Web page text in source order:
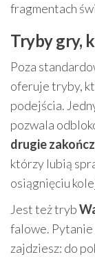
fragmentach
Tryby gry,
Poza
oferuje tryby,
podejścia.
pozwala
drugie
którzy lubią
osiągnięciu
Jest też tryb
falowe. Pytanie
zajdziesz: do